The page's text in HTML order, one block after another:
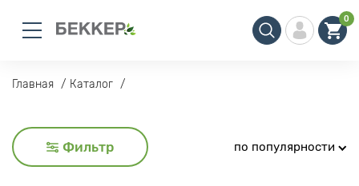
0
Главная Каталог
Фильтр по популярности